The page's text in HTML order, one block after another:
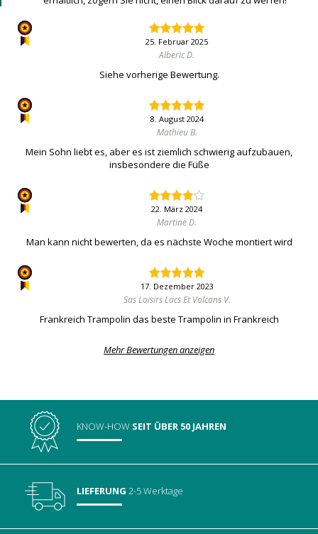
25. Februar 2025
Alberic D.
Siehe vorherige Bewertung.
8. August 2024
Mathieu B.
Mein Sohn liebt es, aber es ist ziemlich schwierig aufzubauen,
insbesondere die Füße
22. März 2024
Martine D.
Man kann nicht bewerten, da es nächste Woche montiert wird
17. Dezember 2023
Sas Loisirs Lacs Et Volcans V.
Frankreich Trampolin das beste Trampolin in Frankreich
Mehr Bewertungen anzeigen
KNOW-HOW SEIT ÜBER 50 JAHREN
LIEFERUNG 2-5 Werktage